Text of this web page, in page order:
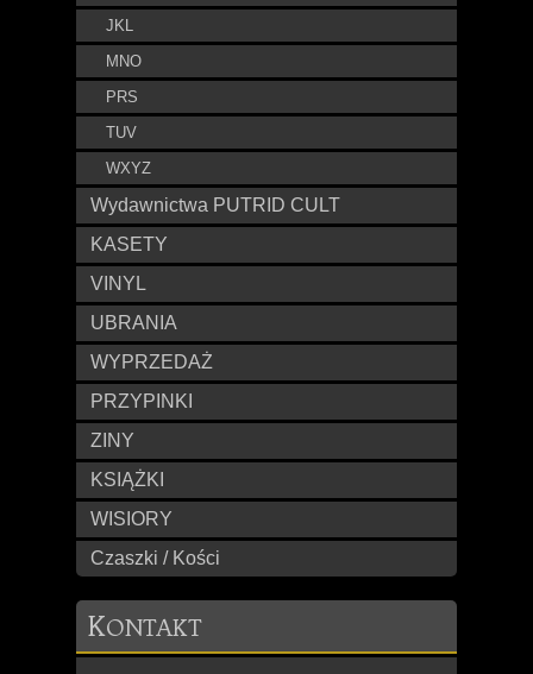
JKL
MNO
PRS
TUV
WXYZ
Wydawnictwa PUTRID CULT
KASETY
VINYL
UBRANIA
WYPRZEDAŻ
PRZYPINKI
ZINY
KSIĄŻKI
WISIORY
Czaszki / Kości
KONTAKT